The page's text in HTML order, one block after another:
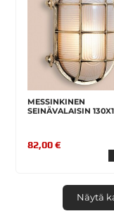
MESSINKINEN
SEINÄVALAISIN
82,00 €
Näytä